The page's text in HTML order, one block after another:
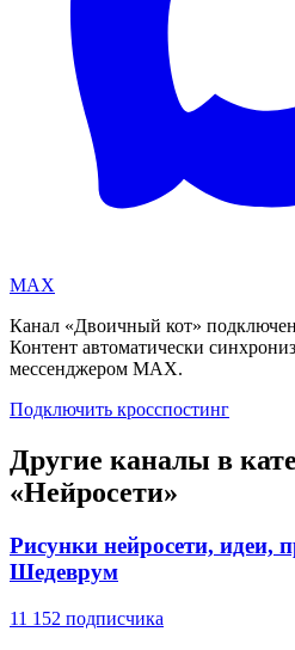
MAX
Канал «Двоичный кот»
Контент автоматически
мессенджером MAX.
Подключить кросспостинг
Другие каналы в
«Нейросети»
Рисунки нейросети, идеи,
Шедеврум
11 152 подписчика